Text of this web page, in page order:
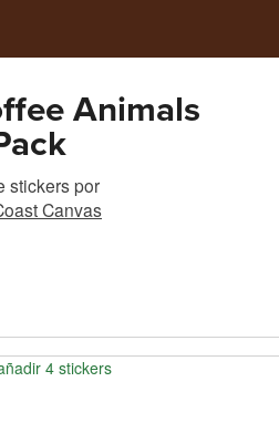
Animals
stickerspor
Canvas
4 stickers